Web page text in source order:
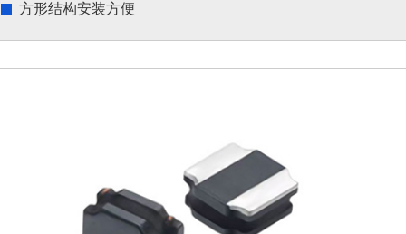
方形结构安装方便